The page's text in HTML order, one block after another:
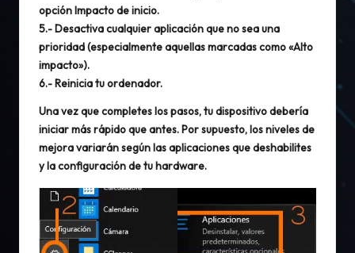
opciónImpacto de inicio.
5.- Desactiva cualquier aplicación que no sea una
prioridad (especialmente aquellas marcadas como «Alto
impacto»).
6.- Reinicia tu ordenador.
Una vez que completes los pasos, tu dispositivo debería
iniciar más rápido que antes. Por supuesto, los niveles de
mejora variarán según las aplicaciones que deshabilites
y la configuración de tu hardware.